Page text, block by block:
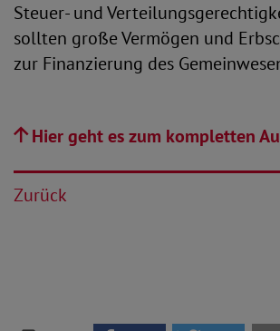
Steuer- und
sollten große Vermögen und
zur Finanzierung des
Hier geht es zum kompletten
Zurück